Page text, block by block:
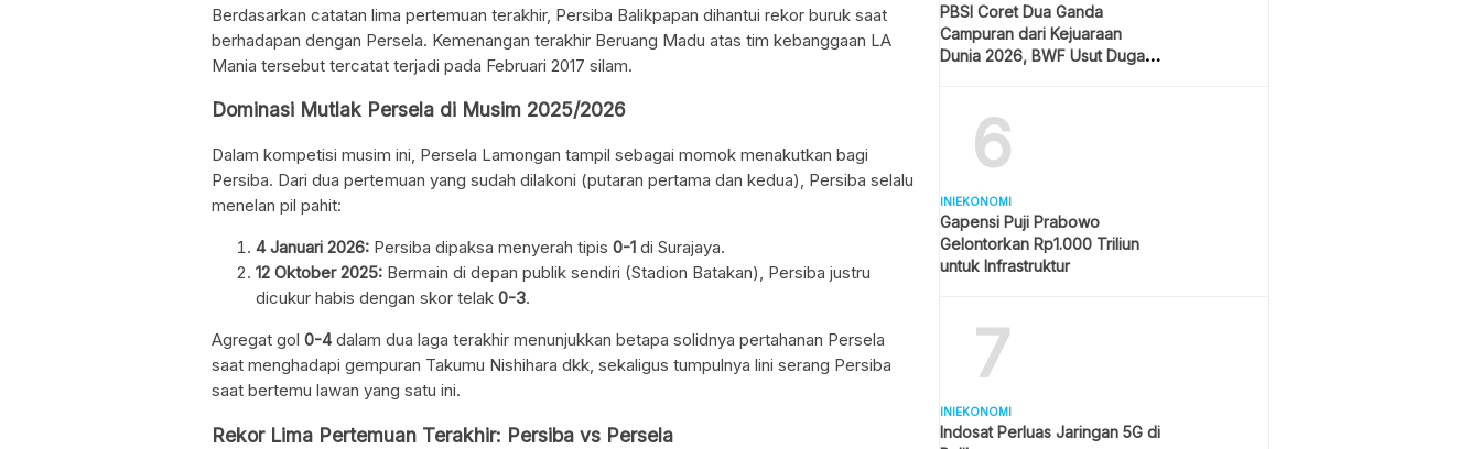
Berdasarkan catatan lima pertemuan terakhir, Persiba Balikpapan dihantui rekor buruk saat
berhadapan dengan Persela. Kemenangan terakhir Beruang Madu atas tim kebanggaan LA
Mania tersebut tercatat terjadi pada Februari 2017 silam.
Dominasi Mutlak Persela di Musim 2025/2026
Dalam kompetisi musim ini, Persela Lamongan tampil sebagai momok menakutkan bagi
Persiba. Dari dua pertemuan yang sudah dilakoni (putaran pertama dan kedua), Persiba selalu
menelan pil pahit:
4 Januari 2026: Persiba dipaksa menyerah tipis 0-1 di Surajaya.
12 Oktober 2025: Bermain di depan publik sendiri (Stadion Batakan), Persiba justru
dicukur habis dengan skor telak 0-3.
Agregat gol 0-4dalam dua laga terakhir menunjukkan betapa solidnya pertahanan Persela
saat menghadapi gempuran Takumu Nishihara dkk, sekaligus tumpulnya lini serang Persiba
saat bertemu lawan yang satu ini.
Rekor Lima Pertemuan Terakhir: Persiba vs Persela
PBSI Coret Dua Ganda
Campuran dari Kejuaraan
Dunia 2026, BWF Usut Dugaan
6
INIEKONOMI
Gapensi Puji Prabowo
Gelontorkan Rp1.000 Triliun
untuk Infrastruktur
7
INIEKONOMI
Indosat Perluas Jaringan 5G di